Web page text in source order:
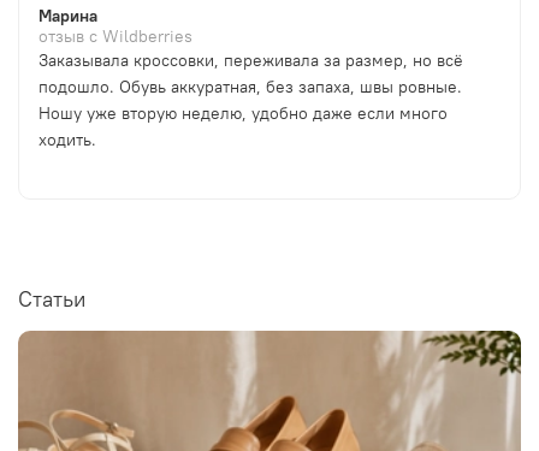
Марина
отзыв с Wildberries
Заказывала кроссовки, переживала за размер, но всё
подошло. Обувь аккуратная, без запаха, швы ровные.
Ношу уже вторую неделю, удобно даже если много
ходить.
Статьи